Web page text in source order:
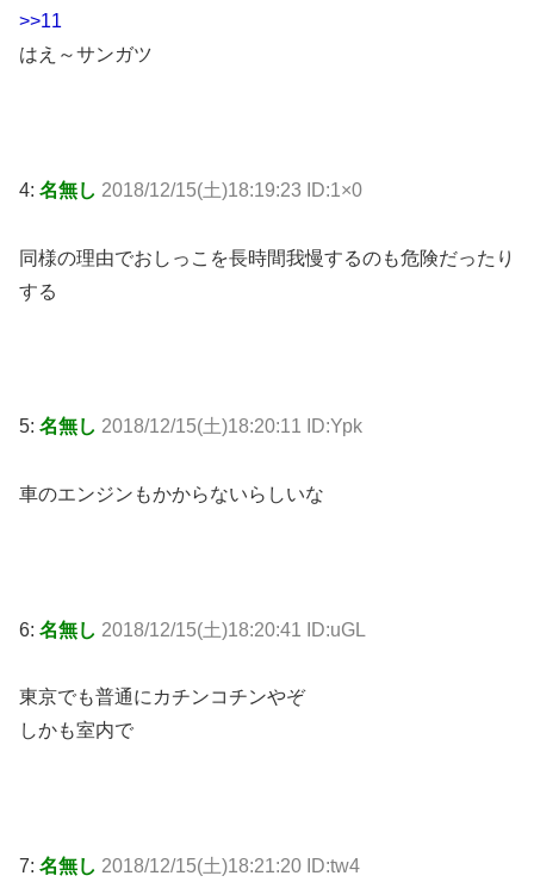
>>11
はえ～サンガツ
4: 名無し 2018/12/15(土)18:19:23 ID:1×0
同様の理由でおしっこを長時間我慢するのも危険だったり
する
5: 名無し 2018/12/15(土)18:20:11 ID:Ypk
車のエンジンもかからないらしいな
6: 名無し 2018/12/15(土)18:20:41 ID:uGL
東京でも普通にカチンコチンやぞ
しかも室内で
7: 名無し 2018/12/15(土)18:21:20 ID:tw4